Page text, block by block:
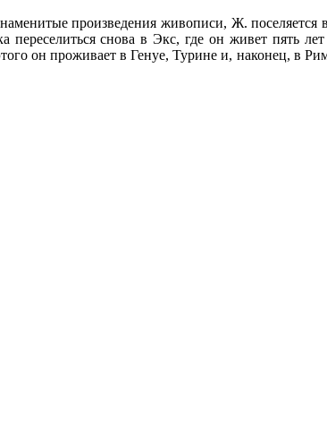
произведения живописи, Ж. поселяется
переселиться снова в Экс, где он живет пять
он проживает в Генуе, Турине и, наконец, в